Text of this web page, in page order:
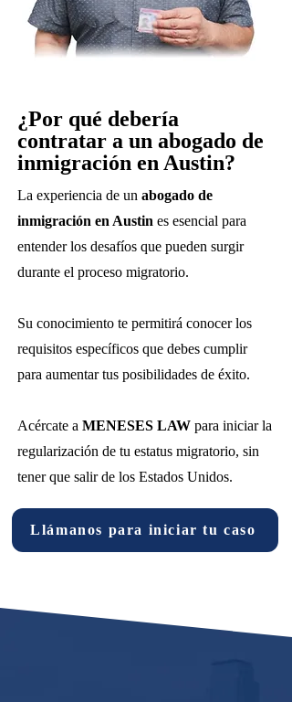
¿Por qué debería
contratar a un abogado de
inmigración en Austin?
La experiencia de un abogado de
inmigración en Austin es esencial para
entender los desafíos que pueden surgir
durante el proceso migratorio.
Su conocimiento te permitirá conocer los
requisitos específicos que debes cumplir
para aumentar tus posibilidades de éxito.
Acércate a MENESES LAW para iniciar la
regularización de tu estatus migratorio, sin
tener que salir de los Estados Unidos.
Llámanos para iniciar tu caso